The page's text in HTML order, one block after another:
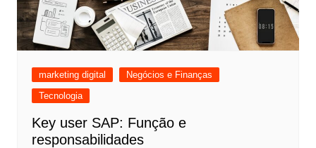
marketing digital
Negócios e Finanças
Tecnologia
Key user SAP: Função e
responsabilidades